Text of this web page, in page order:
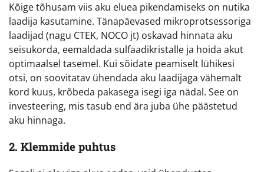
Kõige tõhusam viis aku eluea pikendamiseks on nutika
laadija kasutamine. Tänapäevased mikroprotsessoriga
laadijad (nagu CTEK, NOCO jt) oskavad hinnata aku
seisukorda, eemaldada sulfaadikristalle ja hoida akut
optimaalsel tasemel. Kui sõidate peamiselt lühikesi
otsi, on soovitatav ühendada aku laadijaga vähemalt
kord kuus, krõbeda pakasega isegi iga nädal. See on
investeering, mis tasub end ära juba ühe päästetud
aku hinnaga.
2. Klemmide puhtus